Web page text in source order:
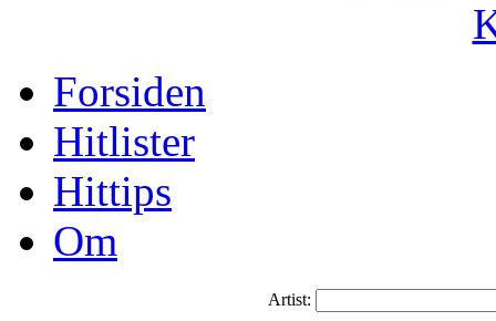
Forsiden
Hitlister
Hittips
Om
Artist: